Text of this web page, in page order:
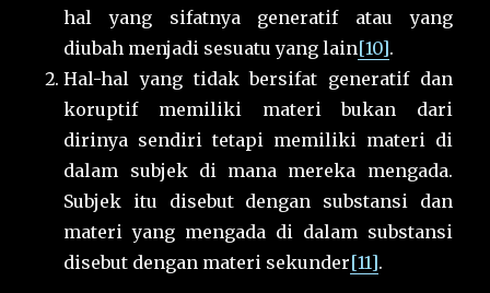
hal yang sifatnya generatif atau yang
diubah menjadi sesuatu yang lain[10].
Hal-hal yang tidak bersifat generatif dan
koruptif memiliki materi bukan dari
dirinya sendiri tetapi memiliki materi di
dalam subjek di mana mereka mengada.
Subjek itu disebut dengan substansi dan
materi yang mengada di dalam substansi
disebut dengan materi sekunder[11].